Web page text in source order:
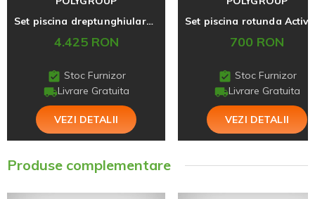
Set piscina dreptunghiulara Elite Frame 5,49 m x 2,74 m x 1,32 m cu cadru metalic Summer Waves
4.425 RON
Stoc Furnizor
Livrare Gratuita
VEZI DETALII
700 RON
Stoc Furnizor
Livrare Gratuita
VEZI DETALII
Produse complementare